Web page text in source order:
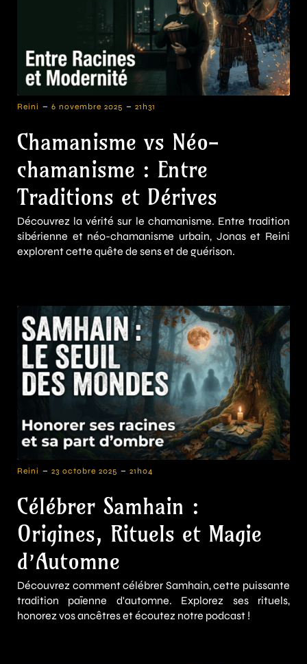
Reini - 6 novembre 2025 - 21h31
Chamanisme vs Néo-
chamanisme : Entre
Traditions et Dérives
Découvrez la vérité sur le chamanisme. Entre tradition
sibérienne et néo-chamanisme urbain, Jonas et Reini
explorent cette quête de sens et de guérison.
Reini - 23 octobre 2025 - 21h04
Célébrer Samhain :
Origines, Rituels et Magie
d’Automne
Découvrez comment célébrer Samhain, cette puissante
tradition païenne d'automne. Explorez ses rituels,
honorez vos ancêtres et écoutez notre podcast !